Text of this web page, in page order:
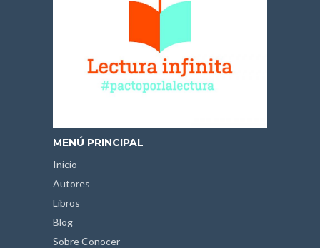
MENÚ PRINCIPAL
Inicio
Autores
Libros
Blog
Sobre Conocer